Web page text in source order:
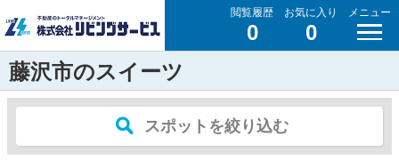
閲覧履歴
0
お気に入り
0
メニュー
藤沢市のスイーツ
スポットを絞り込む